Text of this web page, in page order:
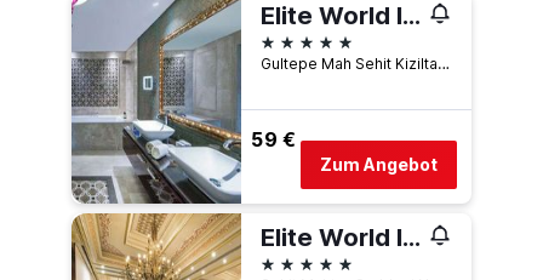
Elite World Istanbul Florya
5 Sterne
Gultepe Mah Sehit Kiziltas Sok Kucukcekmece, 1, Istanbul, Türkei
59 €
Zum Angebot
Elite World Istanbul Taksim
5 Sterne